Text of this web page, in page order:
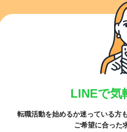
LINEで気
転職活動を始めるか迷っている方も
ご希望に合った